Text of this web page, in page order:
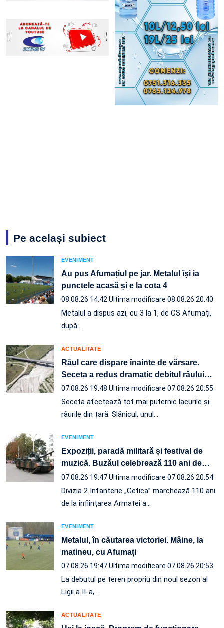
Pe același subiect
EVENIMENT
Au pus Afumațiul pe jar. Metalul își ia
punctele acasă și e la cota 4
08.08.26 14:42 Ultima modificare 08.08.26 20:40
Metalul a dispus azi, cu 3 la 1, de CS Afumați,
după…
ACTUALITATE
Râul care dispare înainte de vărsare.
Seceta a redus dramatic debitul râului…
07.08.26 19:48 Ultima modificare 07.08.26 20:55
Seceta afectează tot mai puternic lacurile și
râurile din țară. Slănicul, unul…
EVENIMENT
Expoziții, paradă militară și festival de
muzică. Buzăul celebrează 110 ani de…
07.08.26 19:47Ultima modificare 07.08.26 20:54
Divizia 2 Infanterie „Getica” marchează 110 ani
de la înființarea Armatei a…
EVENIMENT
Metalul, în căutarea victoriei. Mâine, la
matineu, cu Afumați
07.08.26 19:47Ultima modificare 07.08.26 20:53
La debutul pe teren propriu din noul sezon al
Ligii a II-a,…
ACTUALITATE